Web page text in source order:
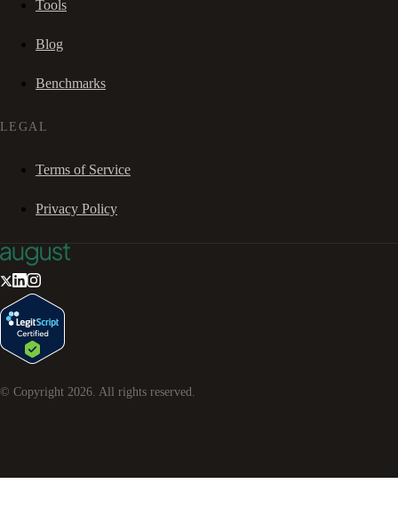
Tools
Blog
Benchmarks
LEGAL
Terms of Service
Privacy Policy
© Copyright 2026 . All rights reserved.